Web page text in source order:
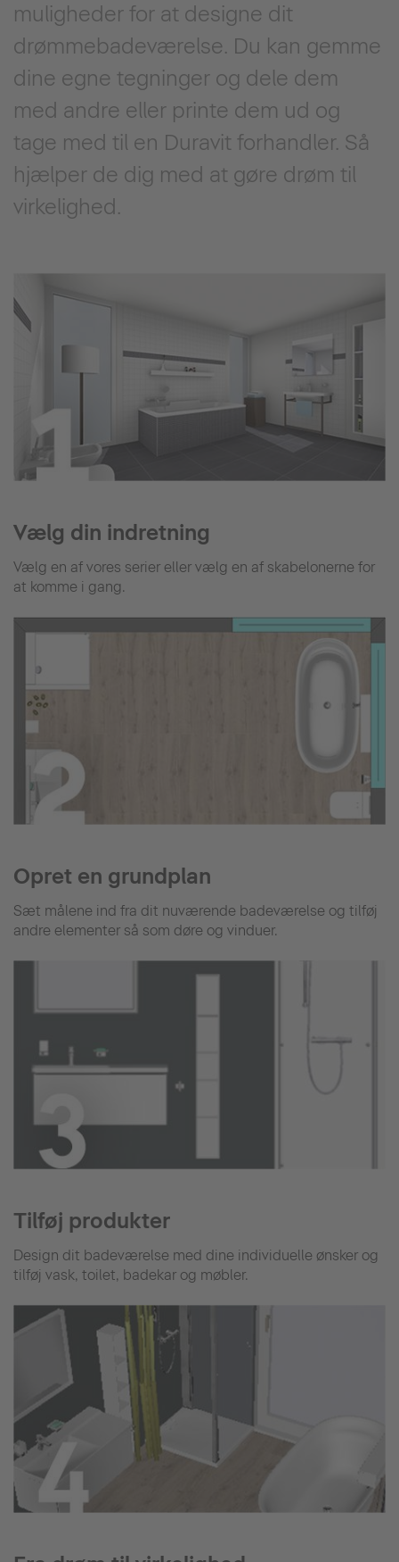
muligheder for at designe dit
drømmebadeværelse. Du kan gemme
dine egne tegninger og dele dem
med andre eller printe dem ud og
tage med til en Duravit forhandler. Så
hjælper de dig med at gøre drøm til
virkelighed.
Vælg din indretning
Vælg en af vores serier eller vælg en af skabelonerne for
at komme i gang.
Opret en grundplan
Sæt målene ind fra dit nuværende badeværelse og tilføj
andre elementer så som døre og vinduer.
Tilføj produkter
Design dit badeværelse med dine individuelle ønsker og
tilføj vask, toilet, badekar og møbler.